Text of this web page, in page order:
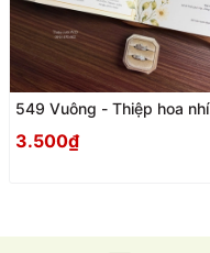
549 Vuông - Thiệp hoa nhí
3.500₫